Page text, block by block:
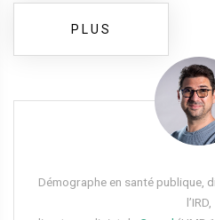
PLUS
Démographe en santé publique,
l’IRD,